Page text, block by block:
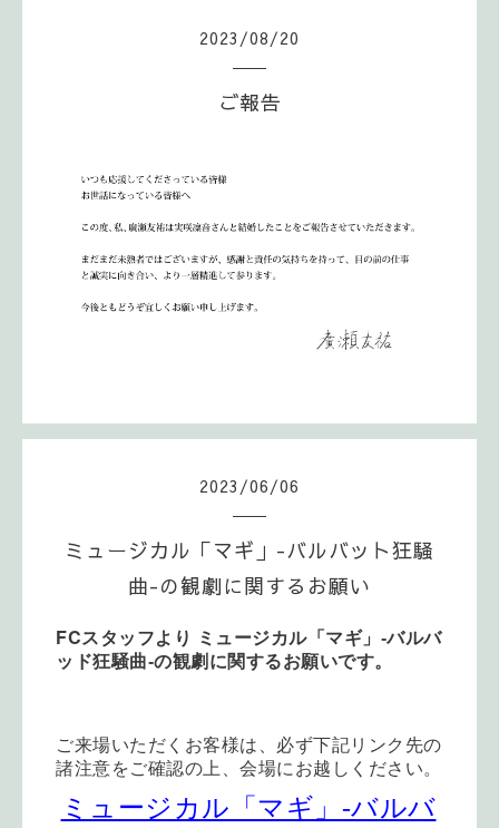
2023 /08/20
ご報告
2023 /06/06
ミュージカル「マギ」-バルバット狂騒
曲-の観劇に関するお願い
FCスタッフより ミュージカル「マギ」-バルバ
ッド狂騒曲-の観劇に関するお願いです。
ご来場いただくお客様は、必ず下記リンク先の
諸注意をご確認の上、会場にお越しください。
ミュージカル「マギ」-バルバ